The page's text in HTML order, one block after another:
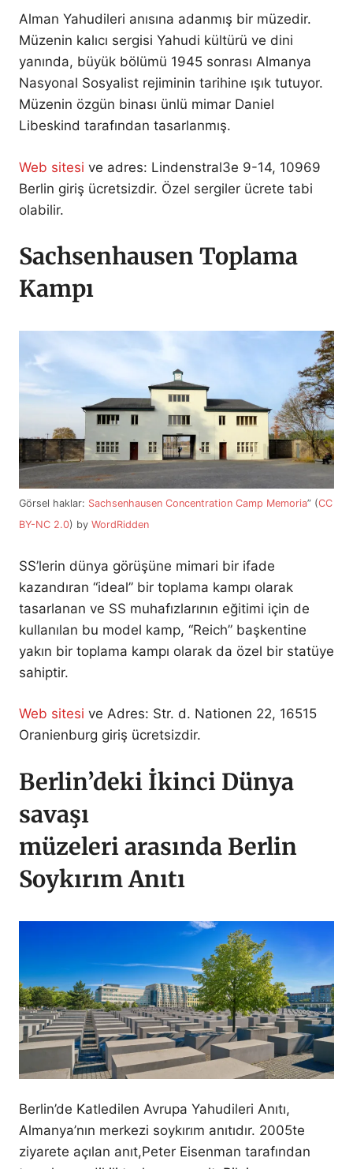
Alman Yahudileri anısına adanmış bir müzedir.
Müzenin kalıcı sergisi Yahudi kültürü ve dini
yanında, büyük bölümü 1945 sonrası Almanya
Nasyonal Sosyalist rejiminin tarihine ışık tutuyor.
Müzenin özgün binası ünlü mimar Daniel
Libeskind tarafından tasarlanmış.
Web sitesi ve adres: Lindenstral3e 9-14, 10969
Berlin giriş ücretsizdir. Özel sergiler ücrete tabi
olabilir.
Sachsenhausen Toplama
Kampı
Görsel haklar: Sachsenhausen Concentration Camp Memoria” (CC
BY-NC 2.0) by WordRidden
SS’lerin dünya görüşüne mimari bir ifade
kazandıran “ideal” bir toplama kampı olarak
tasarlanan ve SS muhafızlarının eğitimi için de
kullanılan bu model kamp, “Reich” başkentine
yakın bir toplama kampı olarak da özel bir statüye
sahiptir.
Web sitesi ve Adres: Str. d. Nationen 22, 16515
Oranienburg giriş ücretsizdir.
Berlin’deki İkinci Dünya
savaşı
müzeleri arasında Berlin
Soykırım Anıtı
Berlin’de Katledilen Avrupa Yahudileri Anıtı,
Almanya’nın merkezi soykırım anıtıdır. 2005te
ziyarete açılan anıt,Peter Eisenman tarafından